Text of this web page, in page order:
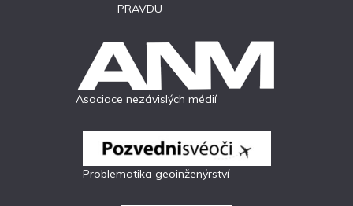
PRAVDU
Asociace nezávislých médií
Problematika geoinženýrství